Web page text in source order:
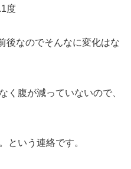
度
後なのでそんなに変化はな
く腹が減っていないので、
という連絡です。